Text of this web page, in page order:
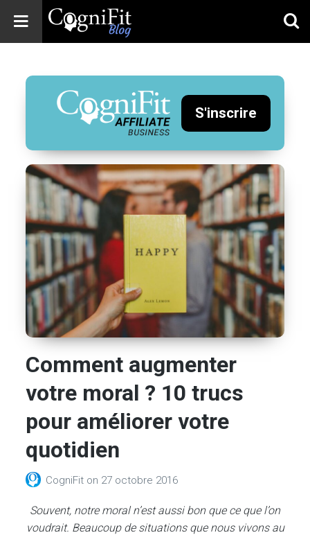
Blog: Brain
Health
News
Brain Training,
Mental Health, and
Wellness
S'inscrire
Comment augmenter
votre moral ? 10 trucs
pour améliorer votre
quotidien
CogniFit on 27 octobre 2016
Souvent, notre moral n’est aussi bon que ce que l’on
voudrait. Beaucoup de situations que nous vivons au